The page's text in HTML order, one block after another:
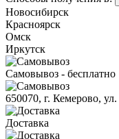
Новосибирск
Красноярск
Омск
Иркутск
Самовывоз - бесплатно
650070, г. Кемерово,
Доставка